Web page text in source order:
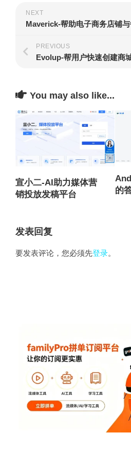
NEXT
PREVIOUS
Evolup-帮用户快速创建商
You may also like...
宣小二-AI助力媒体营
销投放发稿平台
的
发表回复
要发表评论，您必须先登录。